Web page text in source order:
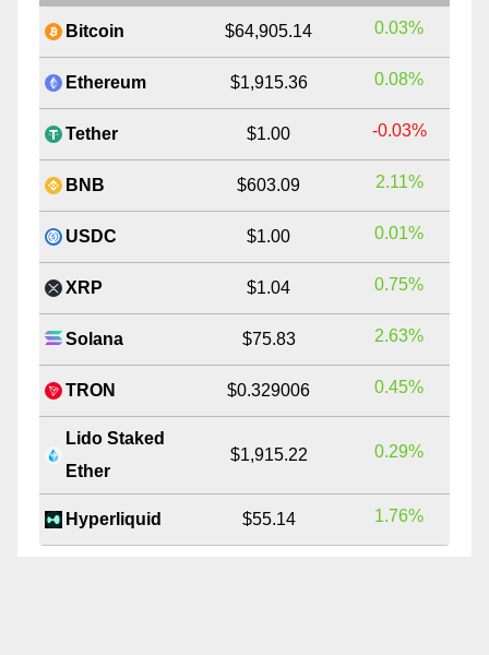
Bitcoin $64,905.14 0.03%
Ethereum $1,915.36 0.08%
Tether $1.00 -0.03%
BNB $603.09 2.11%
USDC $1.00 0.01%
XRP $1.04 0.75%
Solana $75.83 2.63%
TRON $0.329006 0.45%
Lido Staked
Ether
$1,915.22 0.29%
Hyperliquid $55.14 1.76%